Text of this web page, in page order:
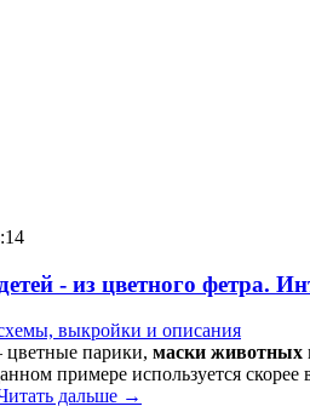
- из цветного фетра.
выкройки и описания
парики, маски животных
примере используется
дальше →